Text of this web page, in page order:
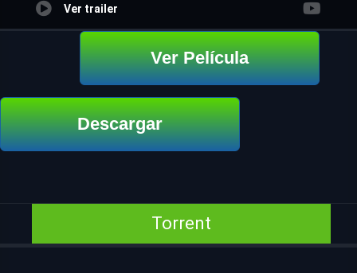
Ver trailer
Ver Película
Descargar
Torrent